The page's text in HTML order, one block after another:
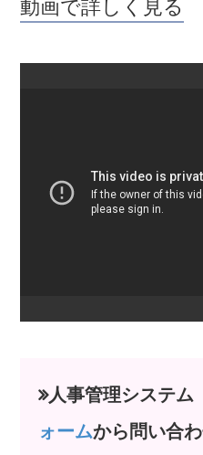
動画で詳しく見る
人事管理システム
ォームから問い合